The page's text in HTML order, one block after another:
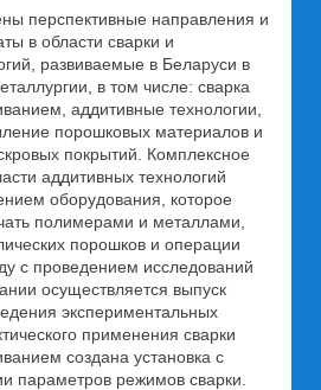
перспективные направления и
в области сварки и
развиваемые в Беларуси в
в том числе: сварка
аддитивные технологии,
порошковых материалов и
покрытий. Комплексное
аддитивных технологий
оборудования, которое
полимерами и металлами,
порошков и операции
с проведением исследований
осуществляется выпуск
экспериментальных
применения сварки
создана установка с
параметров режимов сварки.